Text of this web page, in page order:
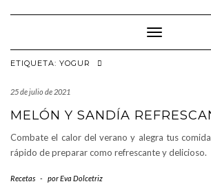
Cambiar
ETIQUETA: YOGUR
25 de julio de 2021
MELÓN Y SANDÍA
Combate el calor del verano y alegra tus
rápido de preparar como refrescante y delicioso.
Recetas - porEva Dolcetriz